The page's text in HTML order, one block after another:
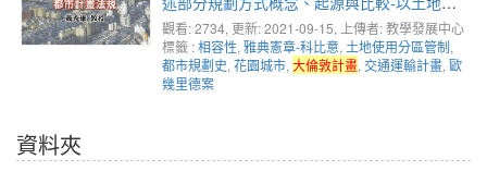
用分區管制探討
觀看: 2734, 更新: 2021-09-15, 上傳者: 教學發展中心
標籤 :相容性, 雅典憲章-科比意, 土地使用分區管制,
都市規劃史, 花園城市, 大倫敦計畫, 交通運輸計畫, 歐
幾里德案
資料夾